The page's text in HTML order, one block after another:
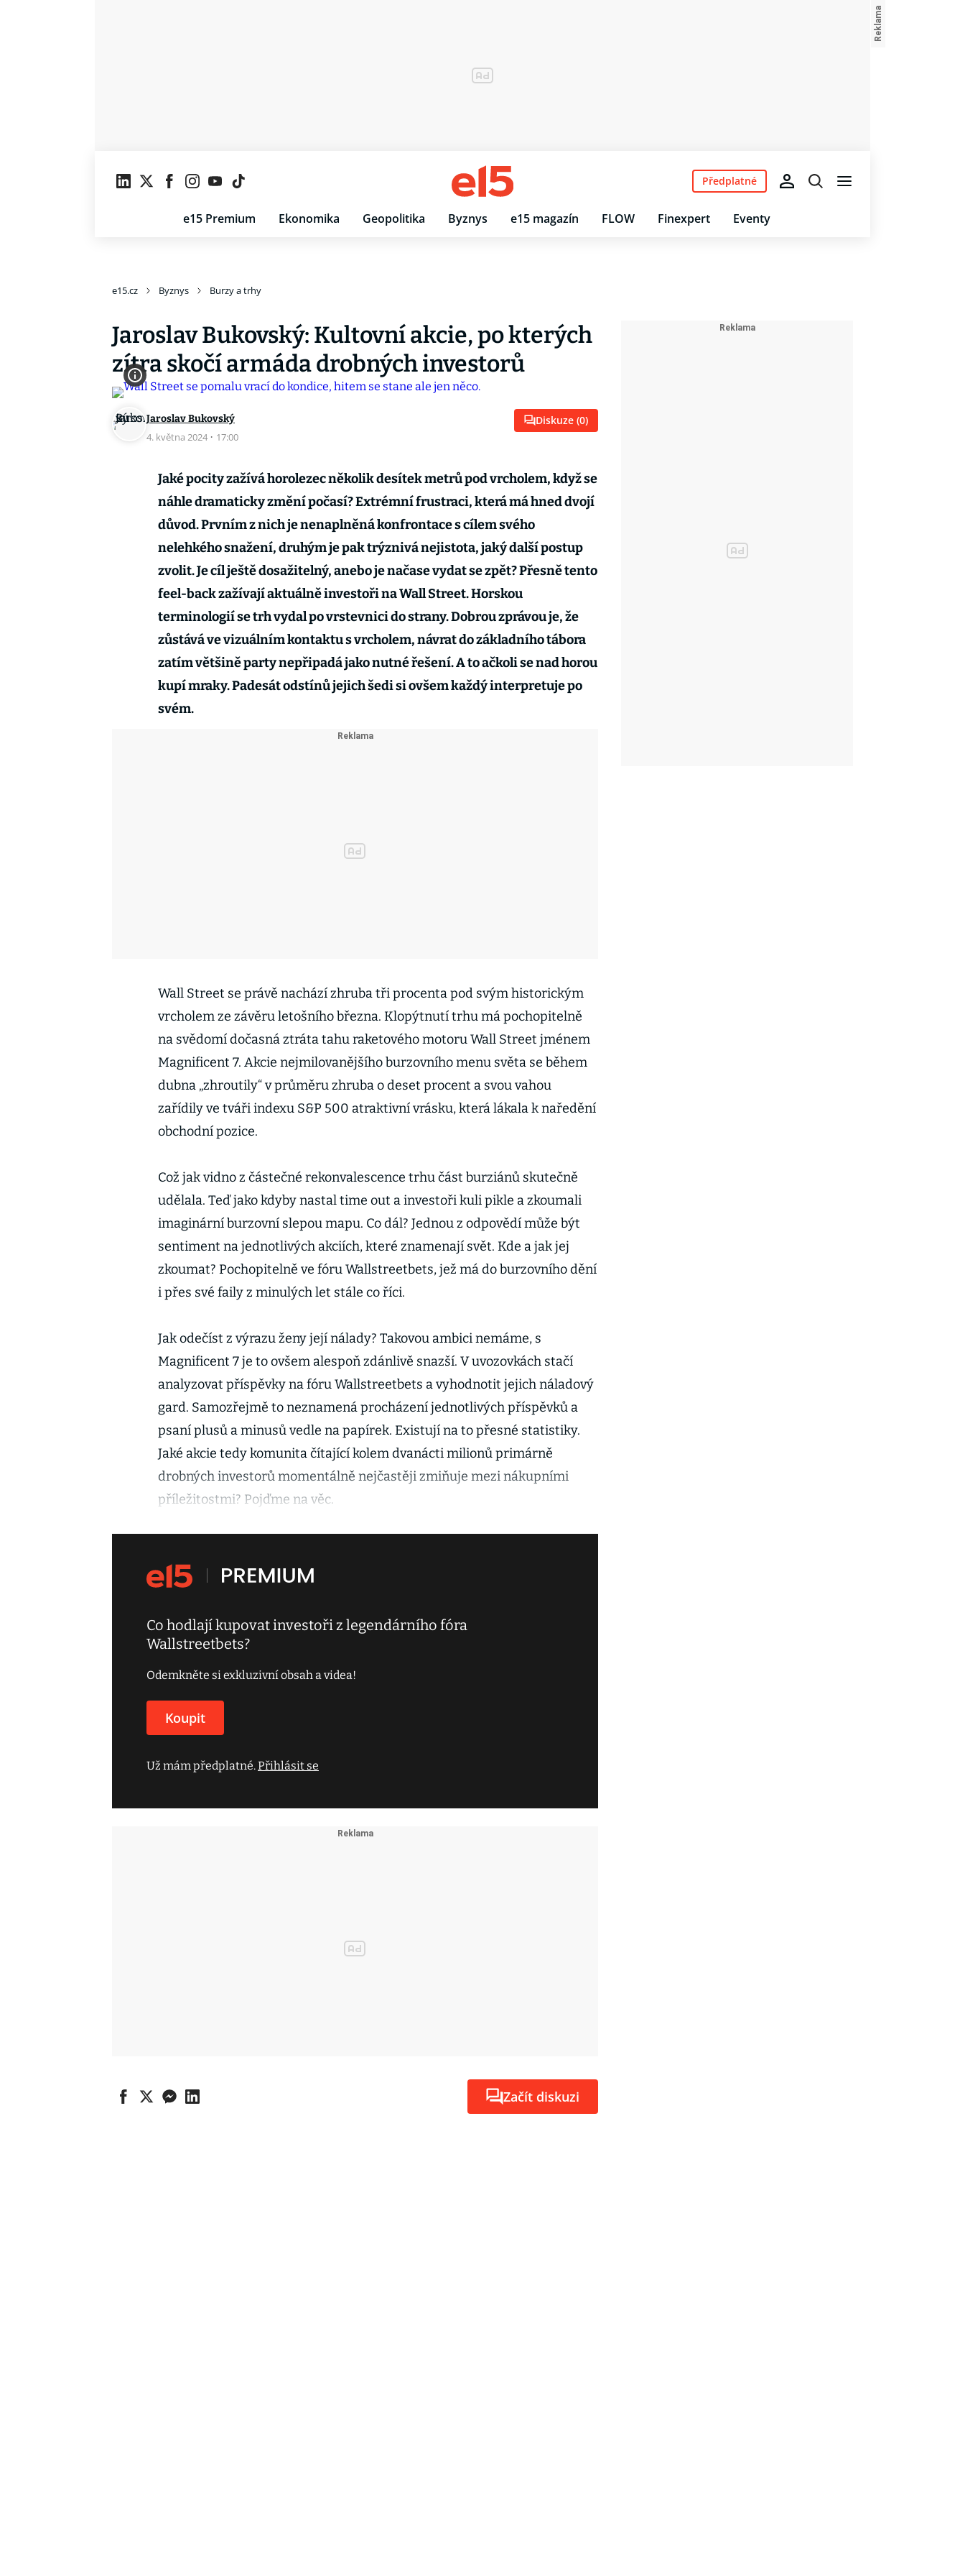
e15 Premium Ekonomika Geopolitika Byznys e15 magazín FLOW Finexpert Eventy
Předplatné
e15.cz Byznys Burzy a trhy
Jaroslav Bukovský: Kultovní akcie, po kterých
zítra skočí armáda drobných investorů
Jaroslav Bukovský
4. května 2024 · 17:00
Diskuze (0)
Jaké pocity zažívá horolezec několik desítek metrů pod vrcholem, když se
náhle dramaticky změní počasí? Extrémní frustraci, která má hned dvojí
důvod. Prvním z nich je nenaplněná konfrontace s cílem svého
nelehkého snažení, druhým je pak trýznivá nejistota, jaký další postup
zvolit. Je cíl ještě dosažitelný, anebo je načase vydat se zpět? Přesně tento
feel-back zažívají aktuálně investoři na Wall Street. Horskou
terminologií se trh vydal po vrstevnici do strany. Dobrou zprávou je, že
zůstává ve vizuálním kontaktu s vrcholem, návrat do základního tábora
zatím většině party nepřipadá jako nutné řešení. A to ačkoli se nad horou
kupí mraky. Padesát odstínů jejich šedi si ovšem každý interpretuje po
svém.
Wall Street se právě nachází zhruba tři procenta pod svým historickým
vrcholem ze závěru letošního března. Klopýtnutí trhu má pochopitelně
na svědomí dočasná ztráta tahu raketového motoru Wall Street jménem
Magnificent 7. Akcie nejmilovanějšího burzovního menu světa se během
dubna „zhroutily“ v průměru zhruba o deset procent a svou vahou
zařídily ve tváři indexu S&P 500 atraktivní vrásku, která lákala k naředění
obchodní pozice.
Což jak vidno z částečné rekonvalescence trhu část burziánů skutečně
udělala. Teď jako kdyby nastal time out a investoři kuli pikle a zkoumali
imaginární burzovní slepou mapu. Co dál? Jednou z odpovědí může být
sentiment na jednotlivých akciích, které znamenají svět. Kde a jak jej
zkoumat? Pochopitelně ve fóru Wallstreetbets, jež má do burzovního dění
i přes své faily z minulých let stále co říci.
Jak odečíst z výrazu ženy její nálady? Takovou ambici nemáme, s
Magnificent 7 je to ovšem alespoň zdánlivě snazší. V uvozovkách stačí
analyzovat příspěvky na fóru Wallstreetbets a vyhodnotit jejich náladový
gard. Samozřejmě to neznamená procházení jednotlivých příspěvků a
psaní plusů a minusů vedle na papírek. Existují na to přesné statistiky.
Jaké akcie tedy komunita čítající kolem dvanácti milionů primárně
drobných investorů momentálně nejčastěji zmiňuje mezi nákupními
příležitostmi? Pojďme na věc.
Co hodlají kupovat investoři z legendárního fóra
Wallstreetbets?
Odemkněte si exkluzivní obsah a videa!
Koupit
Už mám předplatné.Přihlásit se
Začít diskuzi